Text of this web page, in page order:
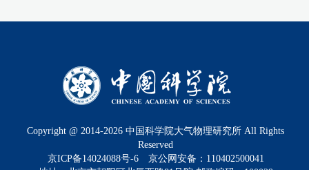
Copyright @ 2014-2026 中国科学院大气物理研究所 All Rights
Reserved
京ICP备14024088号-6
京公网安备：110402500041